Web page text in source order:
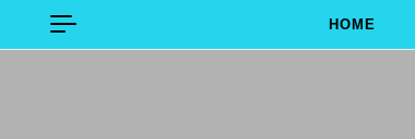
Skip to content
HOME